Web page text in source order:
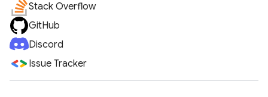
Stack Overflow
GitHub
Discord
Issue Tracker